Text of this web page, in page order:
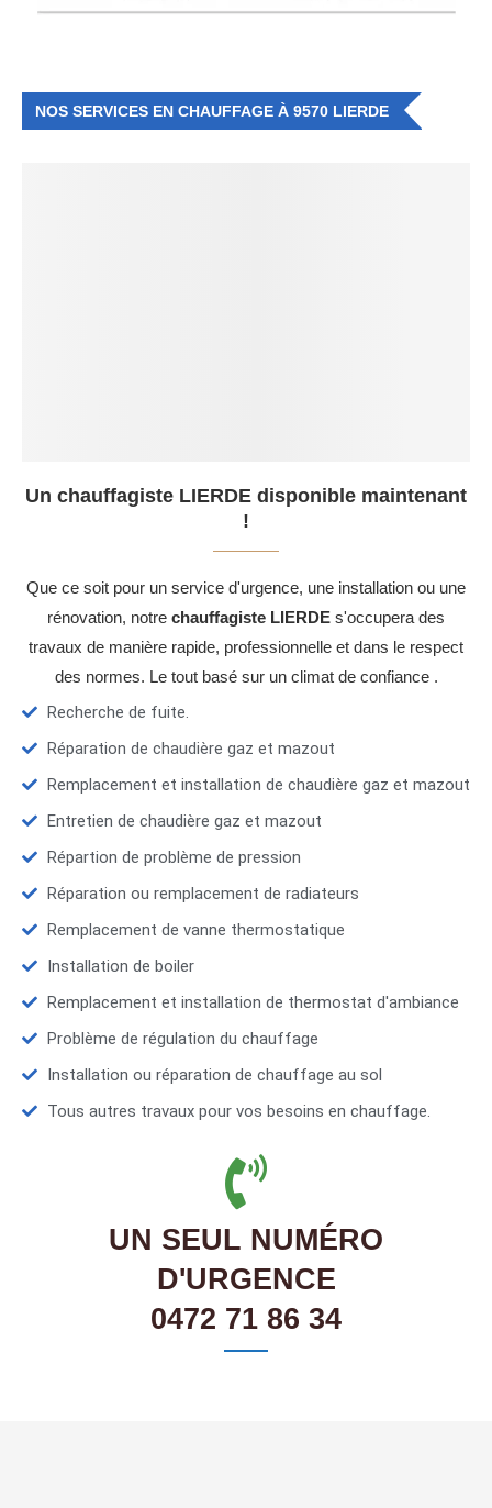
NOS SERVICES EN CHAUFFAGE À 9570 LIERDE
Un chauffagiste LIERDE disponible maintenant
!
Que ce soit pour un service d'urgence, une installation ou une
rénovation, notre chauffagiste LIERDE s'occupera des
travaux de manière rapide, professionnelle et dans le respect
des normes. Le tout basé sur un climat de confiance .
Recherche de fuite.
Réparation de chaudière gaz et mazout
Remplacement et installation de chaudière gaz et mazout
Entretien de chaudière gaz et mazout
Répartion de problème de pression
Réparation ou remplacement de radiateurs
Remplacement de vanne thermostatique
Installation de boiler
Remplacement et installation de thermostat d'ambiance
Problème de régulation du chauffage
Installation ou réparation de chauffage au sol
Tous autres travaux pour vos besoins en chauffage.
UN SEUL NUMÉRO
D'URGENCE
0472 71 86 34